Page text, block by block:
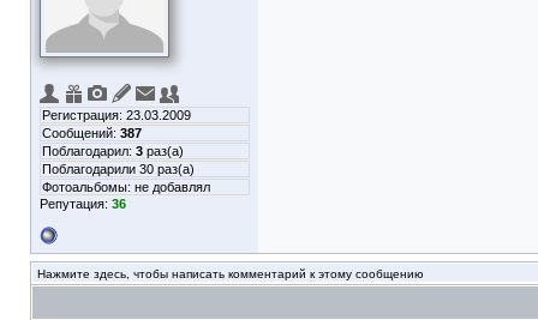
Регистрация: 23.03.2009
Сообщений: 387
Поблагодарил: 3 раз(а)
Поблагодарили 30 раз(а)
Фотоальбомы: не добавлял
Репутация: 36
Нажмите здесь, чтобы написать комментарий к этому сообщению